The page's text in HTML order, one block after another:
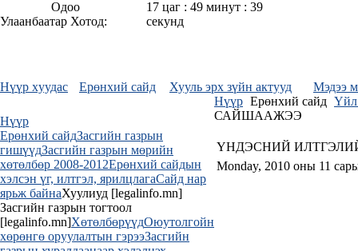
Одоо
Улаанбаатар Хотод:
17 цаг : 49 минут : 39
секунд
Нүүр xуудас Ерөнхий cайд Хууль эрх зүйн актууд
Мэдээ
Нүүр
Ерөнхий сайдЗасгийн газрын
гишүүдЗасгийн газрын мөрийн
хөтөлбөр 2008-2012Ерөнхий сайдын
хэлсэн үг, илтгэл, ярилцлагаСайд нар
ярьж байнаХуулиуд [legalinfo.mn]
Засгийн газрын тогтоол
[legalinfo.mn]ХөтөлбөрүүдОюутолгойн
хөрөнгө оруулалтын гэрээЗасгийн
Нүүр Ерөнхий cайд Үйл
САЙШААЖЭЭ
ҮНДЭСНИЙ
Monday, 2010 оны 11